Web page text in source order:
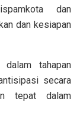
dan
dan kesiapan
tahapan
secara
tepat dalam